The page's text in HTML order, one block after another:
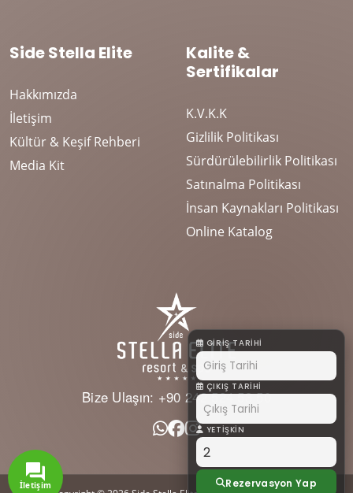
Side Stella Elite
Hakkımızda
İletişim
Kültür & Keşif Rehberi
Media Kit
Kalite &
Sertifikalar
K.V.K.K
Gizlilik Politikası
Sürdürülebilirlik Politikası
Satınalma Politikası
İnsan Kaynakları Politikası
Online Katalog
Bize Ulaşın: +90 242 524 53 50
İletişim
GIRIŞ TARIHI
ÇIKIŞ TARIHI
YETIŞKIN
Rezervasyon Yap